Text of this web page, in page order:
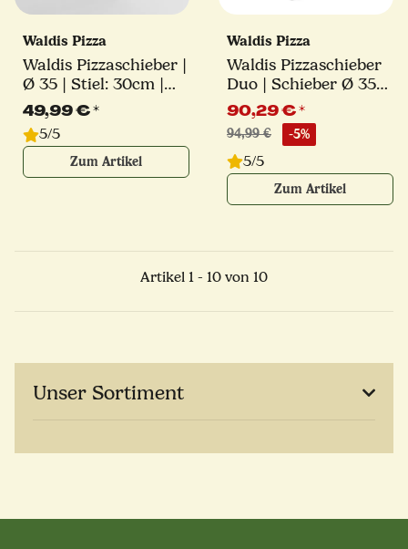
Waldis Pizza
Waldis Pizzaschieber |
Ø 35 | Stiel: 30cm |
Linie Classico
49,99 €*
5/5
Zum Artikel
Waldis Pizza
Waldis Pizzaschieber
Duo | Schieber Ø 35
cm + Turning Peel Ø
17 cm
90,29 €*
94,99 € -5%
5/5
Zum Artikel
Artikel 1 - 10 von 10
Unser Sortiment